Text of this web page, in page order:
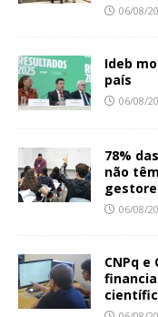
06/08/
Ideb
país
06/08/
78%
não
06/08/
CNPq e